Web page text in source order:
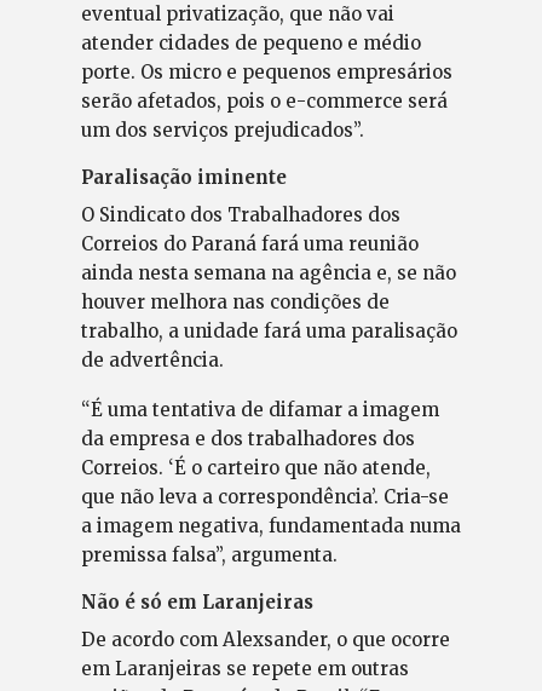
eventual privatização, que não vai
atender cidades de pequeno e médio
porte. Os micro e pequenos empresários
serão afetados, pois o e-commerce será
um dos serviços prejudicados”.
Paralisação iminente
O Sindicato dos Trabalhadores dos
Correios do Paraná fará uma reunião
ainda nesta semana na agência e, se não
houver melhora nas condições de
trabalho, a unidade fará uma paralisação
de advertência.
“É uma tentativa de difamar a imagem
da empresa e dos trabalhadores dos
Correios. ‘É o carteiro que não atende,
que não leva a correspondência’. Cria-se
a imagem negativa, fundamentada numa
premissa falsa”, argumenta.
Não é só em Laranjeiras
De acordo com Alexsander, o que ocorre
em Laranjeiras se repete em outras